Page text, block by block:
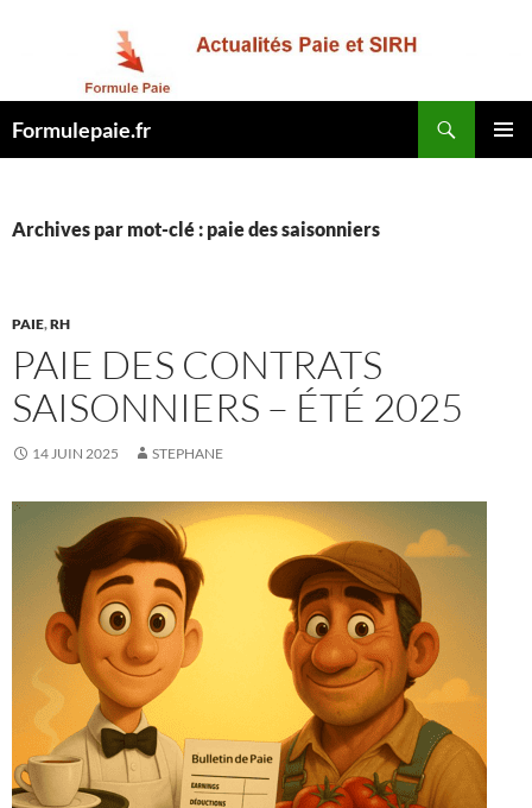
Formulepaie.fr
Archives par mot-clé : paie des saisonniers
PAIE,RH
PAIE DES CONTRATS
SAISONNIERS – ÉTÉ 2025
14 JUIN 2025 STEPHANE